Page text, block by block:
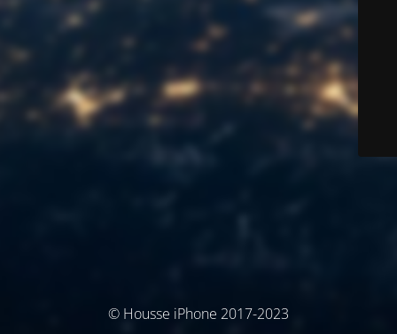
© Housse iPhone 2017-2023